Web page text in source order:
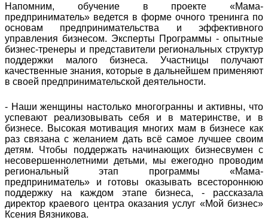
Напомним, обучение в проекте «Мама-
предприниматель» ведется в форме очного тренинга по
основам предпринимательства и эффективного
управления бизнесом. Эксперты Программы - опытные
бизнес-тренеры и представители региональных структур
поддержки малого бизнеса. Участницы получают
качественные знания, которые в дальнейшем применяют
в своей предпринимательской деятельности.
- Наши женщины настолько многогранны и активны, что
успевают реализовывать себя и в материнстве, и в
бизнесе. Высокая мотивация многих мам в бизнесе как
раз связана с желанием дать всё самое лучшее своим
детям. Чтобы поддержать начинающих бизнесвумен с
несовершеннолетними детьми, мы ежегодно проводим
региональный этап программы «Мама-
предприниматель» и готовы оказывать всестороннюю
поддержку на каждом этапе бизнеса, - рассказала
директор краевого центра оказания услуг «Мой бизнес»
Ксения Вязникова.